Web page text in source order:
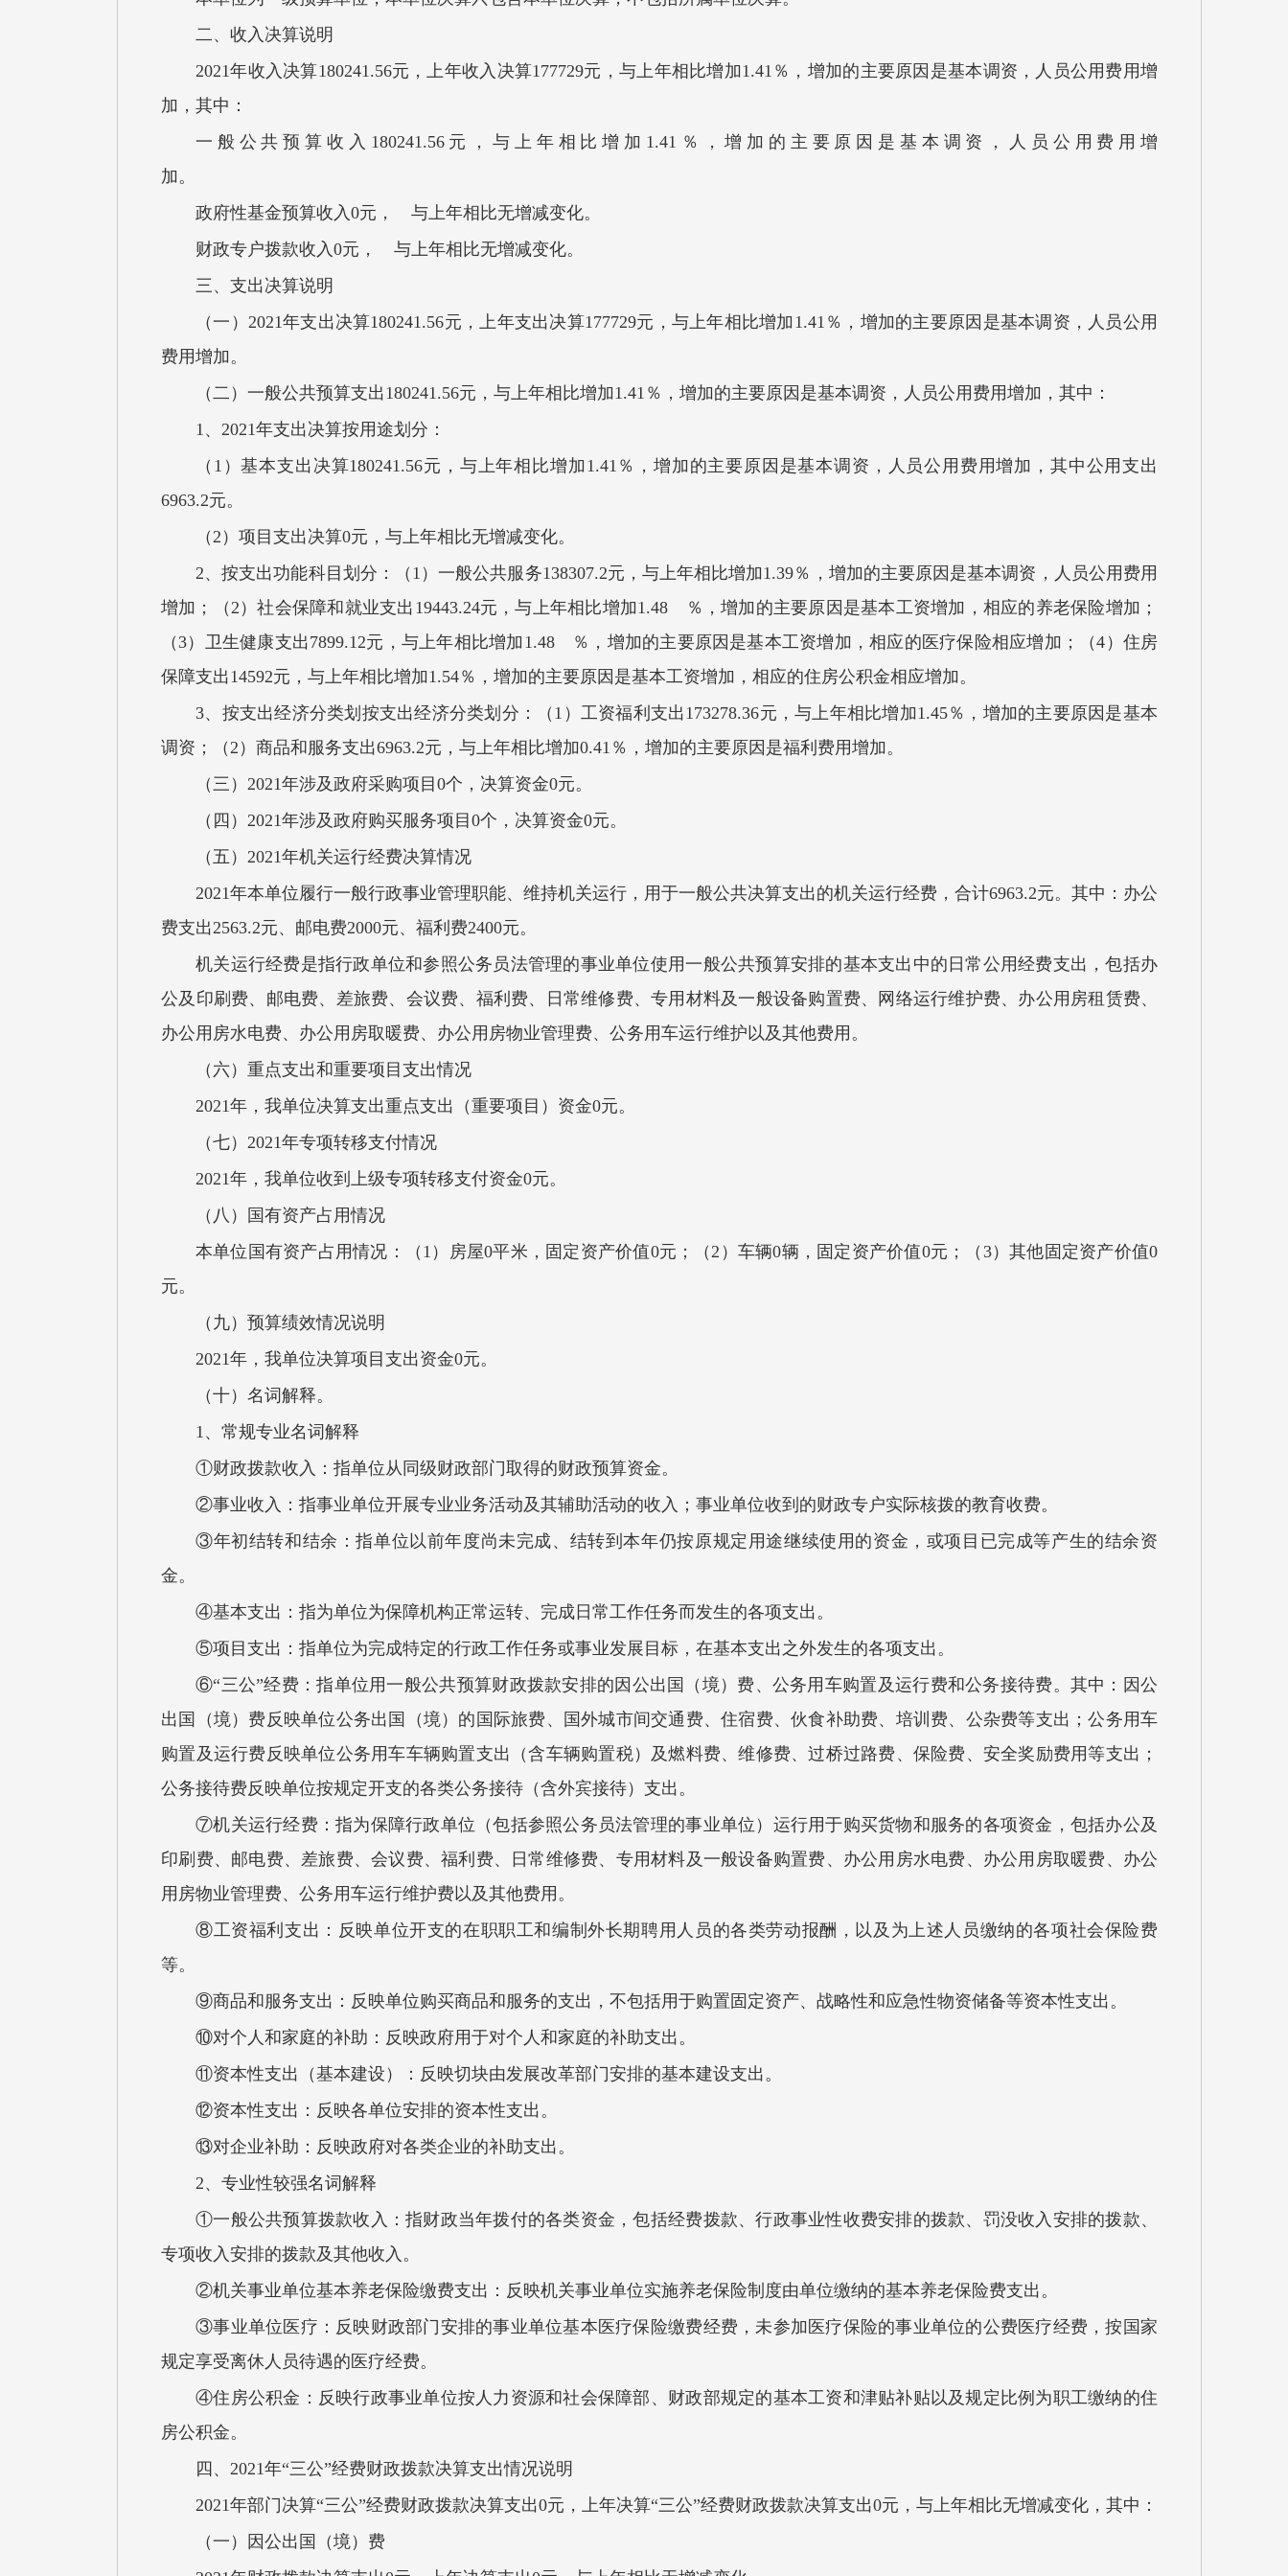
二、收入决算说明
2021年收入决算180241.56元，上年收入决算177729元，与上年相比增加1.41％，增加的主要原因是基本调资，人员公用费用增
加，其中：
一般公共预算收入180241.56元，与上年相比增加1.41％，增加的主要原因是基本调资，人员公用费用增
加。
政府性基金预算收入0元， 与上年相比无增减变化。
财政专户拨款收入0元， 与上年相比无增减变化。
三、支出决算说明
（一）2021年支出决算180241.56元，上年支出决算177729元，与上年相比增加1.41％，增加的主要原因是基本调资，人员公用
费用增加。
（二）一般公共预算支出180241.56元，与上年相比增加1.41％，增加的主要原因是基本调资，人员公用费用增加，其中：
1、2021年支出决算按用途划分：
（1）基本支出决算180241.56元，与上年相比增加1.41％，增加的主要原因是基本调资，人员公用费用增加，其中公用支出
6963.2元。
（2）项目支出决算0元，与上年相比无增减变化。
2、按支出功能科目划分：（1）一般公共服务138307.2元，与上年相比增加1.39％，增加的主要原因是基本调资，人员公用费用
增加；（2）社会保障和就业支出19443.24元，与上年相比增加1.48 ％，增加的主要原因是基本工资增加，相应的养老保险增加；
（3）卫生健康支出7899.12元，与上年相比增加1.48 ％，增加的主要原因是基本工资增加，相应的医疗保险相应增加；（4）住房
保障支出14592元，与上年相比增加1.54％，增加的主要原因是基本工资增加，相应的住房公积金相应增加。
3、按支出经济分类划按支出经济分类划分：（1）工资福利支出173278.36元，与上年相比增加1.45％，增加的主要原因是基本
调资；（2）商品和服务支出6963.2元，与上年相比增加0.41％，增加的主要原因是福利费用增加。
（三）2021年涉及政府采购项目0个，决算资金0元。
（四）2021年涉及政府购买服务项目0个，决算资金0元。
（五）2021年机关运行经费决算情况
2021年本单位履行一般行政事业管理职能、维持机关运行，用于一般公共决算支出的机关运行经费，合计6963.2元。其中：办公
费支出2563.2元、邮电费2000元、福利费2400元。
机关运行经费是指行政单位和参照公务员法管理的事业单位使用一般公共预算安排的基本支出中的日常公用经费支出，包括办
公及印刷费、邮电费、差旅费、会议费、福利费、日常维修费、专用材料及一般设备购置费、网络运行维护费、办公用房租赁费、
办公用房水电费、办公用房取暖费、办公用房物业管理费、公务用车运行维护以及其他费用。
（六）重点支出和重要项目支出情况
2021年，我单位决算支出重点支出（重要项目）资金0元。
（七）2021年专项转移支付情况
2021年，我单位收到上级专项转移支付资金0元。
（八）国有资产占用情况
本单位国有资产占用情况：（1）房屋0平米，固定资产价值0元；（2）车辆0辆，固定资产价值0元；（3）其他固定资产价值0
元。
（九）预算绩效情况说明
2021年，我单位决算项目支出资金0元。
（十）名词解释。
1、常规专业名词解释
①财政拨款收入：指单位从同级财政部门取得的财政预算资金。
②事业收入：指事业单位开展专业业务活动及其辅助活动的收入；事业单位收到的财政专户实际核拨的教育收费。
③年初结转和结余：指单位以前年度尚未完成、结转到本年仍按原规定用途继续使用的资金，或项目已完成等产生的结余资
金。
④基本支出：指为单位为保障机构正常运转、完成日常工作任务而发生的各项支出。
⑤项目支出：指单位为完成特定的行政工作任务或事业发展目标，在基本支出之外发生的各项支出。
⑥“三公”经费：指单位用一般公共预算财政拨款安排的因公出国（境）费、公务用车购置及运行费和公务接待费。其中：因公
出国（境）费反映单位公务出国（境）的国际旅费、国外城市间交通费、住宿费、伙食补助费、培训费、公杂费等支出；公务用车
购置及运行费反映单位公务用车车辆购置支出（含车辆购置税）及燃料费、维修费、过桥过路费、保险费、安全奖励费用等支出；
公务接待费反映单位按规定开支的各类公务接待（含外宾接待）支出。
⑦机关运行经费：指为保障行政单位（包括参照公务员法管理的事业单位）运行用于购买货物和服务的各项资金，包括办公及
印刷费、邮电费、差旅费、会议费、福利费、日常维修费、专用材料及一般设备购置费、办公用房水电费、办公用房取暖费、办公
用房物业管理费、公务用车运行维护费以及其他费用。
⑧工资福利支出：反映单位开支的在职职工和编制外长期聘用人员的各类劳动报酬，以及为上述人员缴纳的各项社会保险费
等。
⑨商品和服务支出：反映单位购买商品和服务的支出，不包括用于购置固定资产、战略性和应急性物资储备等资本性支出。
⑩对个人和家庭的补助：反映政府用于对个人和家庭的补助支出。
⑪资本性支出（基本建设）：反映切块由发展改革部门安排的基本建设支出。
⑫资本性支出：反映各单位安排的资本性支出。
⑬对企业补助：反映政府对各类企业的补助支出。
2、专业性较强名词解释
①一般公共预算拨款收入：指财政当年拨付的各类资金，包括经费拨款、行政事业性收费安排的拨款、罚没收入安排的拨款、
专项收入安排的拨款及其他收入。
②机关事业单位基本养老保险缴费支出：反映机关事业单位实施养老保险制度由单位缴纳的基本养老保险费支出。
③事业单位医疗：反映财政部门安排的事业单位基本医疗保险缴费经费，未参加医疗保险的事业单位的公费医疗经费，按国家
规定享受离休人员待遇的医疗经费。
④住房公积金：反映行政事业单位按人力资源和社会保障部、财政部规定的基本工资和津贴补贴以及规定比例为职工缴纳的住
房公积金。
四、2021年“三公”经费财政拨款决算支出情况说明
2021年部门决算“三公”经费财政拨款决算支出0元，上年决算“三公”经费财政拨款决算支出0元，与上年相比无增减变化，其中：
（一）因公出国（境）费